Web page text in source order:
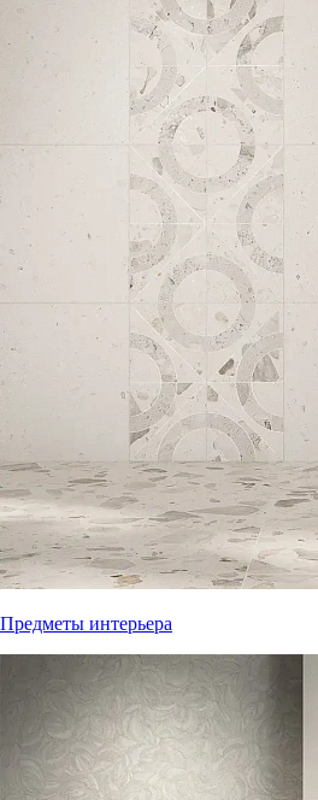
Предметы интерьера